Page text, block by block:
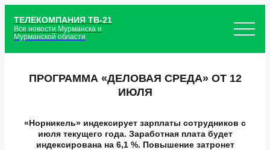
ТЕЛЕКОМПАНИЯ ТВ-21
Все новости Мурманска и
Мурманской области
ПРОГРАММА «ДЕЛОВАЯ СРЕДА» ОТ 12
ИЮЛЯ
«Норникель» индексирует зарплаты сотрудников с
июля текущего года. Заработная плата будет
индексирована на 6,1 %. Повышение затронет